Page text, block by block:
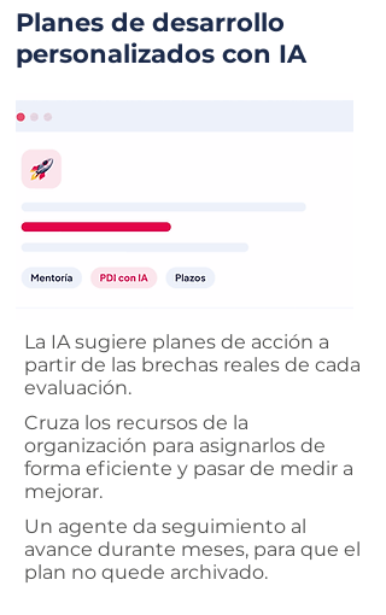
Planes de desarrollo
personalizados con IA
La IA sugiere planes de acción a
partir de las brechas reales de cada
evaluación.
Cruza los recursos de la
organización para asignarlos de
forma eficiente y pasar de medir a
mejorar.
Un agente da seguimiento al
avance durante meses, para que el
plan no quede archivado.